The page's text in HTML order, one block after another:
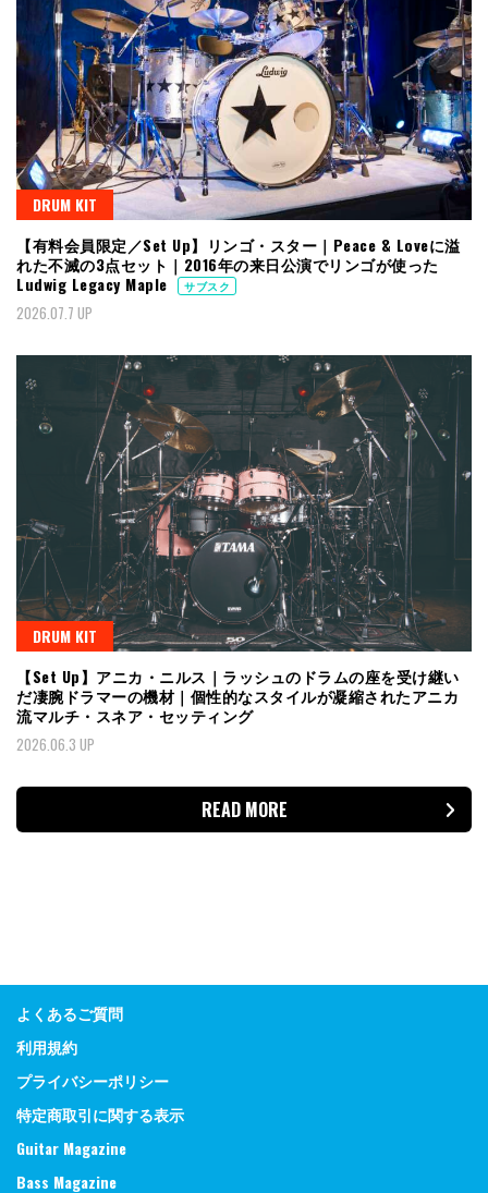
DRUM KIT
【有料会員限定／Set Up】リンゴ・スター｜Peace & Loveに溢
れた不滅の3点セット｜2016年の来日公演でリンゴが使った
Ludwig Legacy Maple
サブスク
2026.07.7 UP
DRUM KIT
【Set Up】アニカ・ニルス｜ラッシュのドラムの座を受け継い
だ凄腕ドラマーの機材｜個性的なスタイルが凝縮されたアニカ
流マルチ・スネア・セッティング
2026.06.3 UP
READ MORE
よくあるご質問
利用規約
プライバシーポリシー
特定商取引に関する表示
Guitar Magazine
Bass Magazine